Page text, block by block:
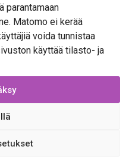
parantamaan
Matomo ei kerää
voida tunnistaa
käyttää tilasto- ja
Hub
on sijaintitiedon ja -
joka tarjoaa
pienille ja
sekä julkishallinnon
saavat tukea
ja tietoa